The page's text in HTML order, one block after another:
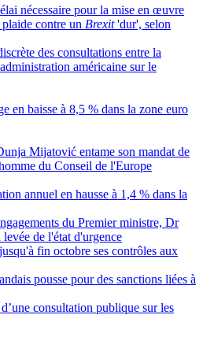
nécessaire pour la mise en œuvre
contre un Brexit'dur', selon
des consultations entre la
américaine sur le
en baisse à 8,5 % dans la zone euro
Mijatović entame son mandat de
du Conseil de l'Europe
annuel en hausse à 1,4 % dans la
du Premier ministre, Dr
de l'état d'urgence
fin octobre ses contrôles aux
pousse pour des sanctions liées à
consultation publique sur les